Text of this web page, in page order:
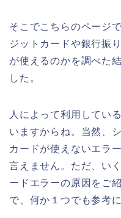
そこでこちらのページ
ジットカードや銀行振
が使えるのかを調べた
した。
人によって利用してい
いますからね。当然、
カードが使えないエラ
言えません。ただ、い
ードエラーの原因をご
で、何か１つでも参考